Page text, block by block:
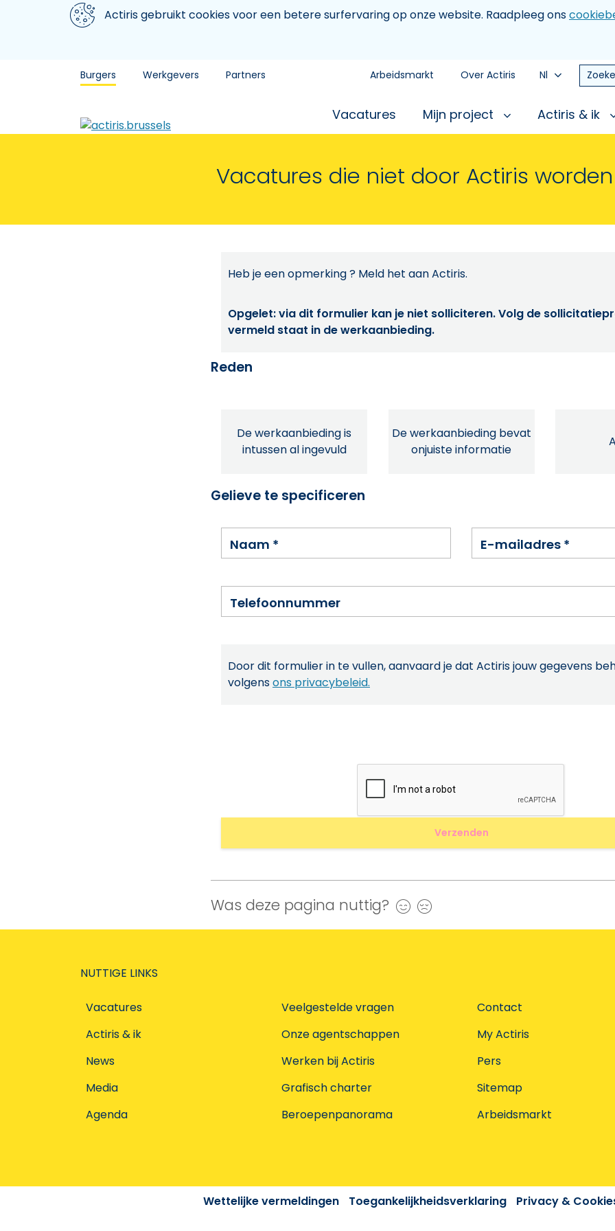
Aller au contenu principal
We gebruiken cookiesActiris gebruikt cookies voor een betere surfervaring op onze website. Raadpleeg ons
Burgers Werkgevers Partners Arbeidsmarkt Over Actiris Nl
Vacatures Mijn project Actiris & ik
Vacatures die niet door Actiris
Heb je een opmerking ? Meld het aan Actiris.
Opgelet: via dit formulier kan je niet solliciteren. Volg de
vermeld staat in de werkaanbieding.
Reden
De werkaanbieding is
intussen al ingevuld
De werkaanbieding bevat
onjuiste informatie
Gelieve te specificeren
Naam * E-mailadres *
Telefoonnummer
Door dit formulier in te vullen, aanvaard je dat Actiris jouw gegevens
volgensons privacybeleid.
Was deze pagina nuttig? Ja
NUTTIGE LINKS
Vacatures
Actiris & ik
News
Media
Agenda
Veelgestelde vragen
Onze agentschappen
Werken bij Actiris
Grafisch charter
Beroepenpanorama
Contact
My Actiris
Pers
Sitemap
Arbeidsmarkt
Wettelijke vermeldingen Toegankelijkheidsverklaring Privacy &